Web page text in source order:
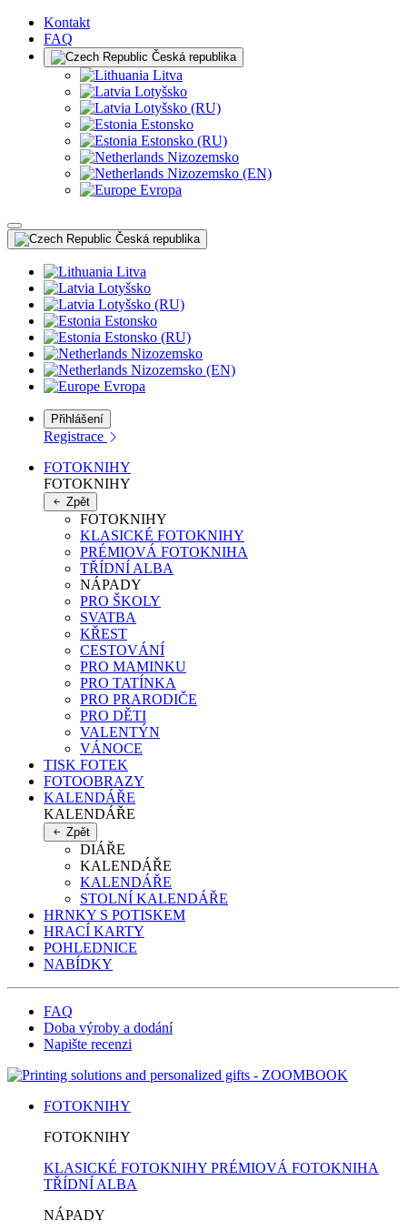
Kontakt
FAQ
Česká republika
Litva
Lotyšsko
Lotyšsko (RU)
Estonsko
Estonsko (RU)
Nizozemsko
Nizozemsko (EN)
Evropa
Česká republika
Litva
Lotyšsko
Lotyšsko (RU)
Estonsko
Estonsko (RU)
Nizozemsko
Nizozemsko (EN)
Evropa
Přihlášení
Registrace
FOTOKNIHY
FOTOKNIHY
Zpět
FOTOKNIHY
KLASICKÉ FOTOKNIHY
PRÉMIOVÁ FOTOKNIHA
TŘÍDNÍ ALBA
NÁPADY
PRO ŠKOLY
SVATBA
KŘEST
CESTOVÁNÍ
PRO MAMINKU
PRO TATÍNKA
PRO PRARODIČE
PRO DĚTI
VALENTÝN
VÁNOCE
TISK FOTEK
FOTOOBRAZY
KALENDÁŘE
KALENDÁŘE
Zpět
DIÁŘE
KALENDÁŘE
KALENDÁŘE
STOLNÍ KALENDÁŘE
HRNKY S POTISKEM
HRACÍ KARTY
POHLEDNICE
NABÍDKY
FAQ
Doba výroby a dodání
Napište recenzi
FOTOKNIHY
FOTOKNIHY
KLASICKÉ FOTOKNIHY PRÉMIOVÁ FOTOKNIHA
TŘÍDNÍ ALBA
NÁPADY